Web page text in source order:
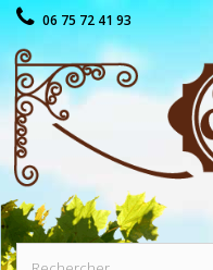
06 75 72 41 93